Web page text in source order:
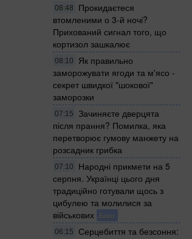
08:48
Прокидаєтеся
втомленими о 3-й ночі?
Прихований сигнал того, що
кортизол зашкалює
08:10
Як правильно
заморожувати ягоди та м'ясо -
секрет швидкої "шокової"
заморозки
07:15
Зачиняєте дверцята
після прання? Помилка, яка
перетворює гумову манжету на
розсадник грибка
07:10
Народні прикмети на 5
серпня. Українці цього дня
традиційно готували щось з
цибулею та молилися за
військових Блог
06:15
Серцебиття та безсоння: